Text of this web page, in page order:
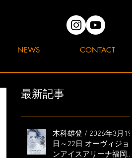
NEWS CONTACT
最新記事
木科雄登 / 2026年3月19
日～22日 オーヴィジョ
ンアイスアリーナ福岡